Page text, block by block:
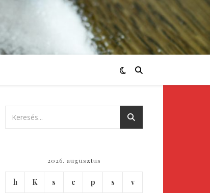
2026. augusztus
h K s c p s v